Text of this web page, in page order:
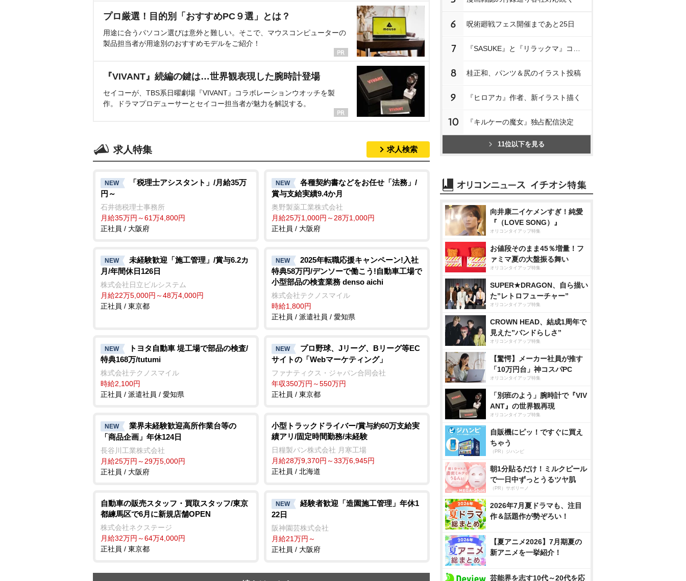
プロ厳選！目的別「おすすめPC９選」とは？
用途に合うパソコン選びは意外と難しい。そこで、マウスコンピューターの
製品担当者が用途別のおすすめモデルをご紹介！
『VIVANT』続編の鍵は…世界観表現した腕時計登場
セイコーが、TBS系日曜劇場『VIVANT』コラボレーションウオッチを製
作。ドラマプロデューサーとセイコー担当者が魅力を解説する。
求人特集 求人検索
NEW
「税理士アシスタント」/月給35万
円～
石井徳税理士事務所
月給35万円～61万4,800円
正社員 / 大阪府
NEW
各種契約書などをお任せ「法務」/
賞与支給実績9.4か月
奥野製薬工業株式会社
月給25万1,000円～28万1,000円
正社員 / 大阪府
NEW
未経験歓迎「施工管理」/賞与6.2カ
月/年間休日126日
株式会社日立ビルシステム
月給22万5,000円～48万4,000円
正社員 / 東京都
NEW
2025年転職応援キャンペーン!入社
特典58万円/デンソーで働こう!自動車工場で
小型部品の検査業務 denso aichi
株式会社テクノスマイル
時給1,800円
正社員 / 派遣社員 / 愛知県
NEW
トヨタ自動車 堤工場で部品の検査/
特典168万/tutumi
株式会社テクノスマイル
時給2,100円
正社員 / 派遣社員 / 愛知県
NEW
プロ野球、Jリーグ、Bリーグ等EC
サイトの「Webマーケティング」
ファナティクス・ジャパン合同会社
年収350万円～550万円
正社員 / 東京都
NEW
業界未経験歓迎高所作業台等の
「商品企画」年休124日
長谷川工業株式会社
月給25万円～29万5,000円
正社員 / 大阪府
小型トラックドライバー/賞与約60万支給実
績アリ/固定時間勤務/未経験
日糧製パン株式会社 月寒工場
月給28万9,370円～33万6,945円
正社員 / 北海道
自動車の販売スタッフ・買取スタッフ/東京
都練馬区で6月に新規店舗OPEN
株式会社ネクステージ
月給32万円～64万4,000円
正社員 / 東京都
NEW
経験者歓迎「造園施工管理」年休1
22日
阪神園芸株式会社
月給21万円～
正社員 / 大阪府
6 呪術廻戦フェス開催まであと25日
7
8 桂正和、パンツ＆尻のイラスト投稿
9 『ヒロアカ』作者、新イラスト描く
10 『キルケーの魔女』独占配信決定
11位以下を見る
向井康二イケメンすぎ！純愛
『（LOVE SONG）』
オリコンタイアップ特集
お値段そのまま45％増量！フ
ァミマ夏の大盤振る舞い
オリコンタイアップ特集
SUPER★DRAGON、自ら描い
た”レトロフューチャー”
オリコンタイアップ特集
CROWN HEAD、結成1周年で
見えた”バンドらしさ”
オリコンタイアップ特集
【驚愕】メーカー社員が推す
「10万円台」神コスパPC
オリコンタイアップ特集
「別班のよう」腕時計で『VIV
ANT』の世界観再現
オリコンタイアップ特集
自販機にピッ！ですぐに買え
ちゃう
（PR）ジハンピ
朝1分貼るだけ！ミルクピール
で一日中ずっとうるツヤ肌
（PR）サボリーノ
2026年7月夏ドラマも、注目
作＆話題作が勢ぞろい！
【夏アニメ2026】7月期夏の
新アニメを一挙紹介！
芸能界を志す10代～20代を応